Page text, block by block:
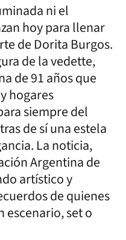
ni el
hoy para llenar
de Dorita Burgos.
de la vedette,
de 91 años que
hogares
siempre del
de sí una estela
La noticia,
Argentina de
artístico y
de quienes
escenario, set o